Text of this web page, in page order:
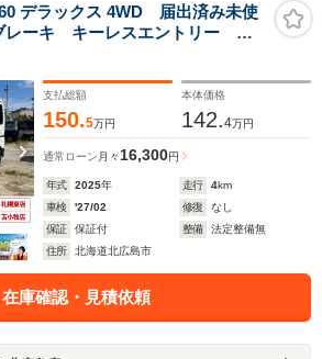
デラックス 4WD 届出済み未使
レーキ キーレスエントリー パ
トライト オートハイビーム マ
アランスソナー アイドリング
体型ラジオ
支払総額
150.5万円
本体価格
142.4万円
通常ローン 月々 16,300円
年式 2025年 走行 4km
車検
'27/02 修復
なし
保証
保証付 整備
法定整備無
住所
北海道北広島市
在庫確認・見積依頼